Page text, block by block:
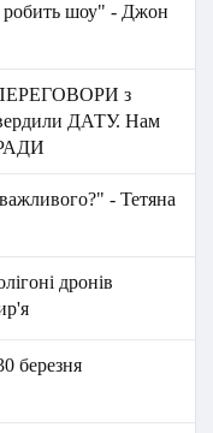
робить шоу" - Джон
ПЕРЕГОВОРИ з
ДАТУ. Нам
- Тетяна
дронів
березня